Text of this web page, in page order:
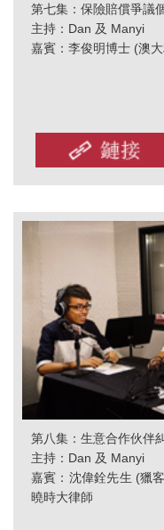
第七集：保險賠償爭議
主持：Dan 及 Manyi
嘉賓：李俊明博士 (澳
第八集：生意合作伙伴
主持：Dan 及 Manyi
嘉賓：沈偉銓先生 (獵
曉時大律師